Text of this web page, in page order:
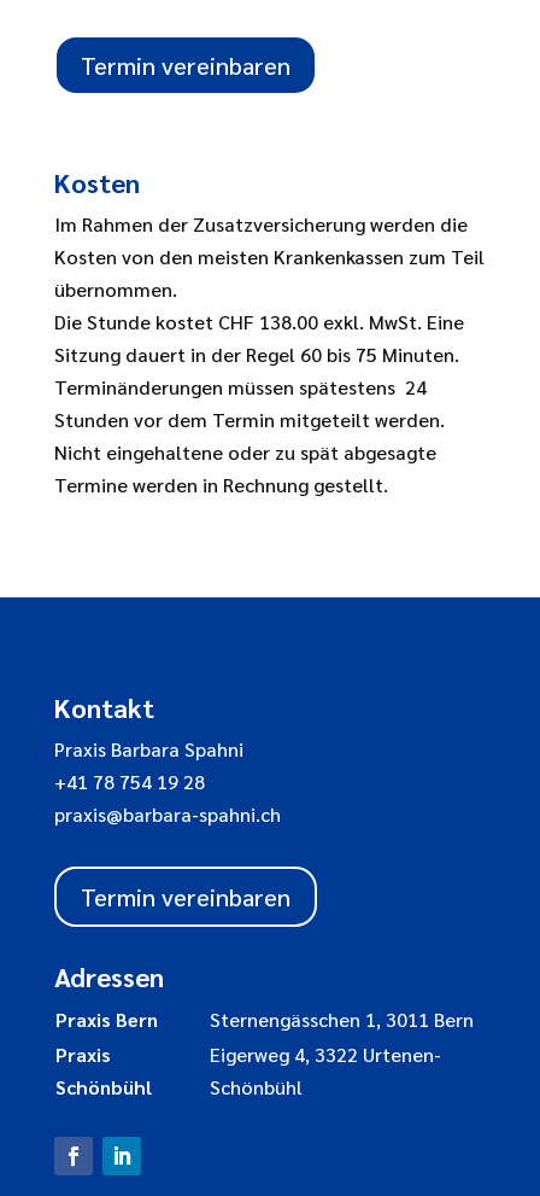
Termin vereinbaren
Kosten
Im Rahmen der Zusatzversicherung werden die
Kosten von den meisten Krankenkassen zum Teil
übernommen.
Die Stunde kostet CHF 138.00 exkl. MwSt. Eine
Sitzung dauert in der Regel 60 bis 75 Minuten.
Terminänderungen müssen spätestens 24
Stunden vor dem Termin mitgeteilt werden.
Nicht eingehaltene oder zu spät abgesagte
Termine werden in Rechnung gestellt.
Kontakt
Praxis Barbara Spahni
+41 78 754 19 28
praxis@barbara-spahni.ch
Termin vereinbaren
Adressen
Praxis Bern
Sternengässchen 1, 3011 Bern
Praxis
Schönbühl
Eigerweg 4, 3322 Urtenen-
Schönbühl